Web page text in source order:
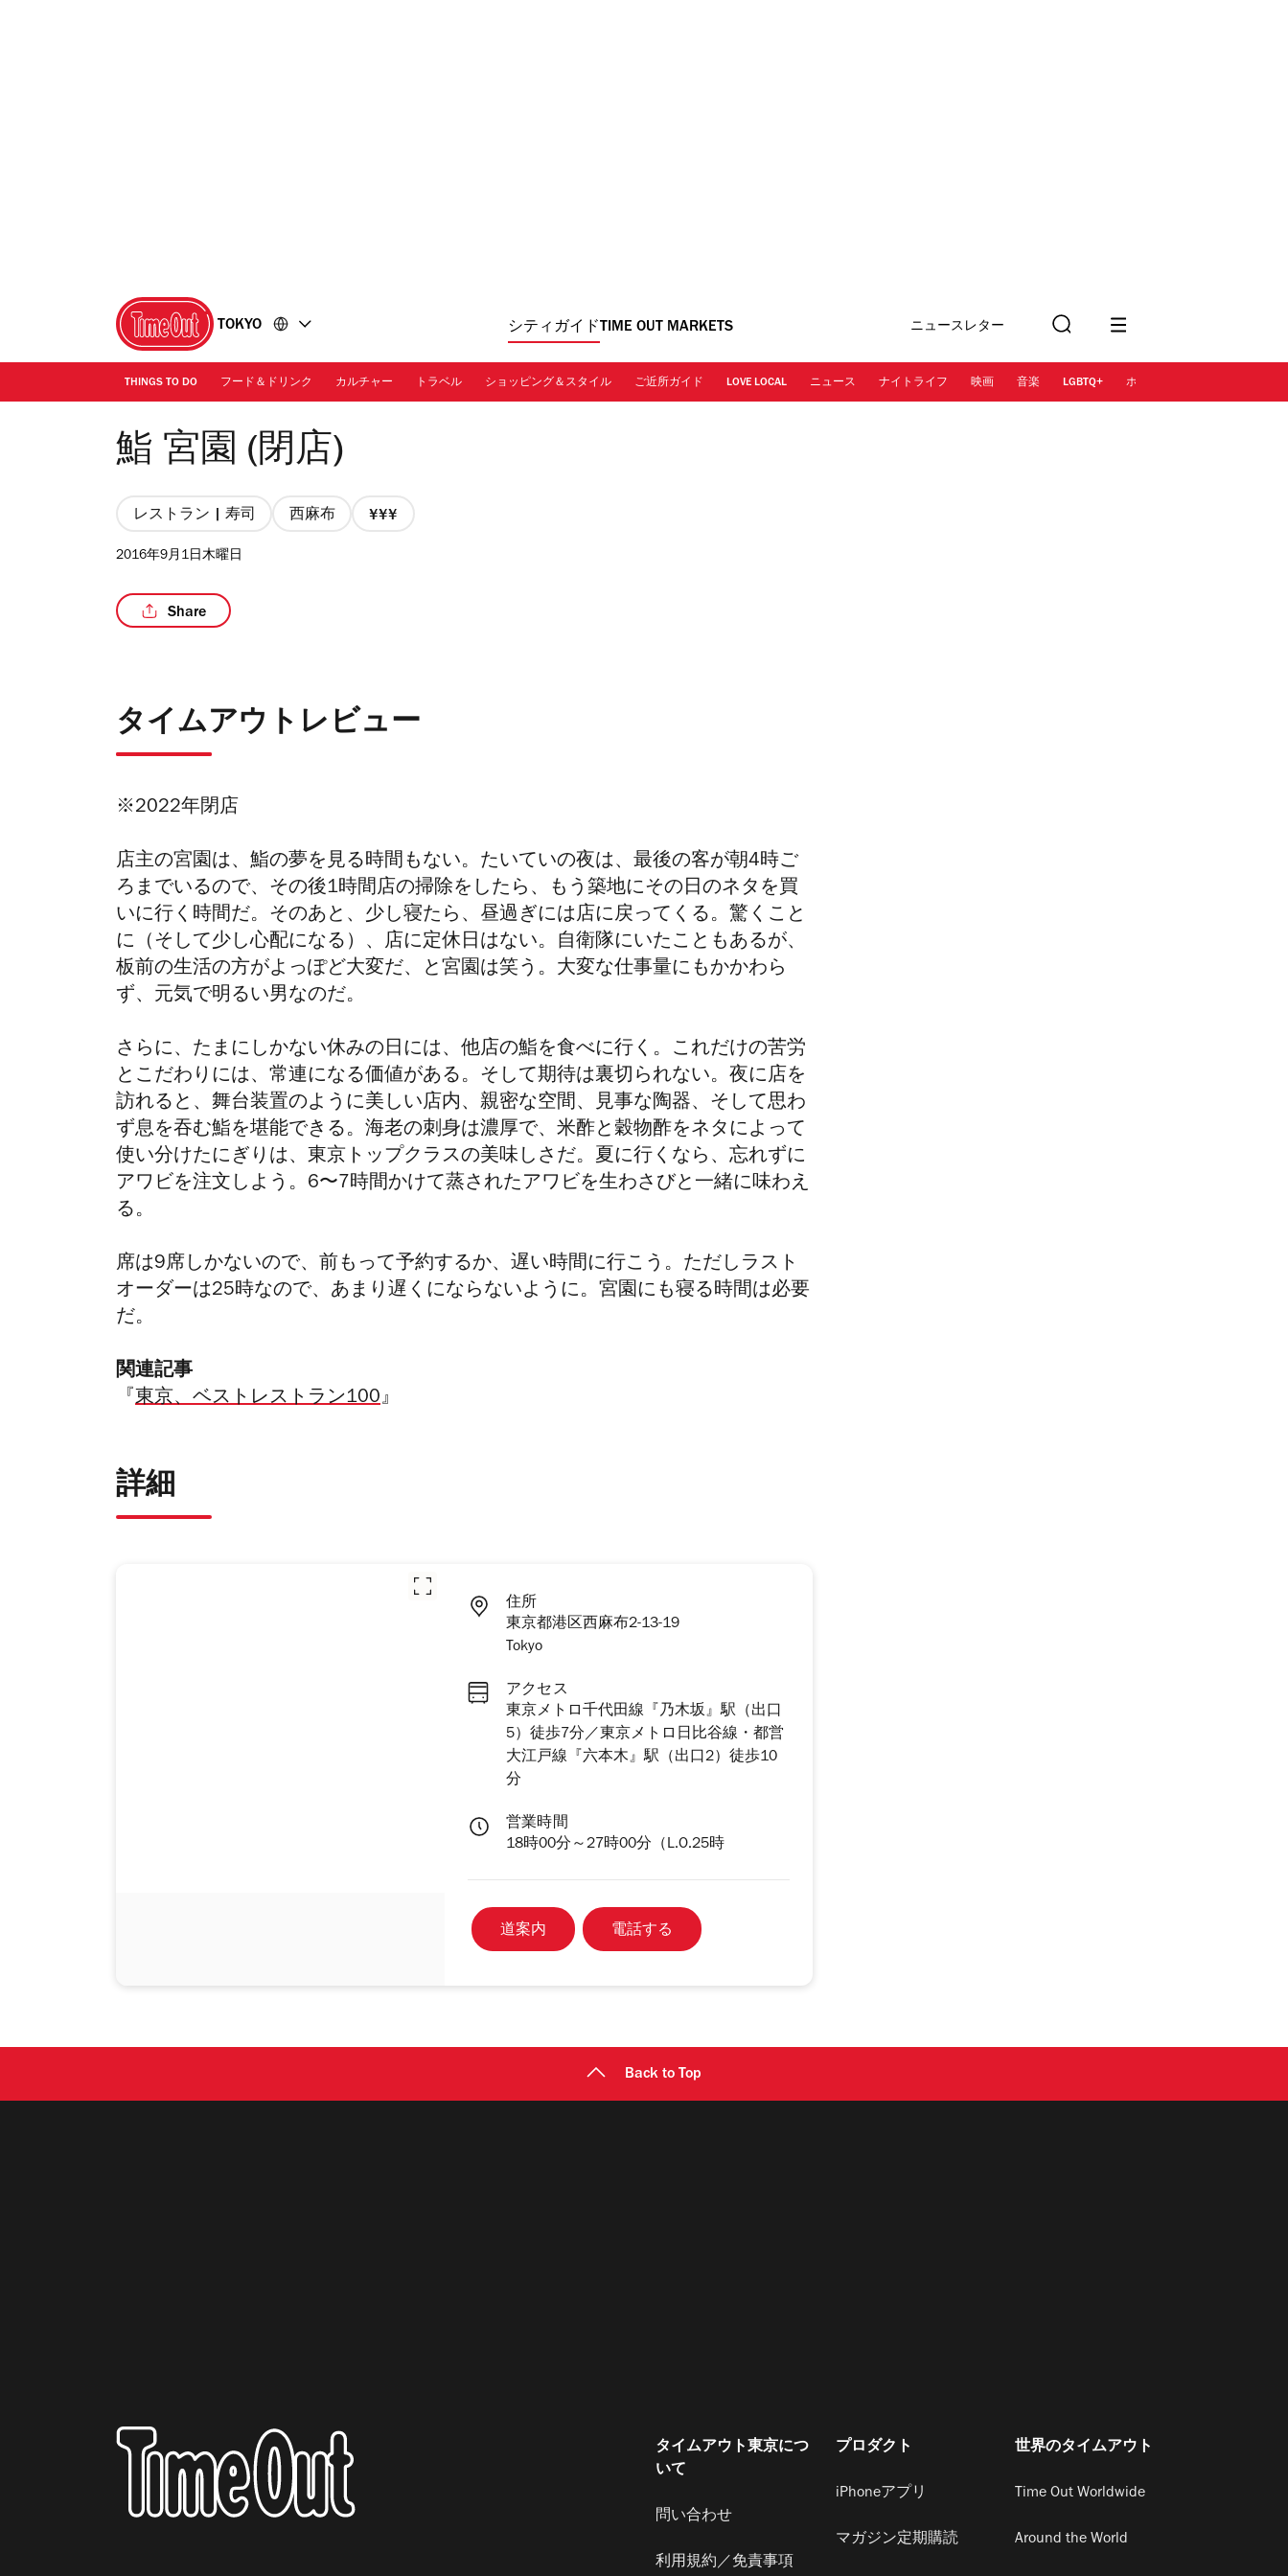
TOKYO シティガイド TIME OUT MARKETS ニュースレター
に登録
索
THINGS TO DO フード＆ドリンク カルチャー トラベル ショッピング＆スタイル ご近所ガイド LOVE LOCAL ニュース ナイトライフ 映画 音楽 LGBTQ+ ホテル
鮨 宮園 (閉店)
レストラン | 寿司 西麻布
価
2016年9月1日木曜日
Share
タイムアウトレビュー
※2022年閉店
店主の宮園は、鮨の夢を見る時間もない。たいていの夜は、最後の客が朝4時ご
ろまでいるので、その後1時間店の掃除をしたら、もう築地にその日のネタを買
いに行く時間だ。そのあと、少し寝たら、昼過ぎには店に戻ってくる。驚くこと
に（そして少し心配になる）、店に定休日はない。自衛隊にいたこともあるが、
板前の生活の方がよっぽど大変だ、と宮園は笑う。大変な仕事量にもかかわら
ず、元気で明るい男なのだ。
さらに、たまにしかない休みの日には、他店の鮨を食べに行く。これだけの苦労
とこだわりには、常連になる価値がある。そして期待は裏切られない。夜に店を
訪れると、舞台装置のように美しい店内、親密な空間、見事な陶器、そして思わ
ず息を吞む鮨を堪能できる。海老の刺身は濃厚で、米酢と穀物酢をネタによって
使い分けたにぎりは、東京トップクラスの美味しさだ。夏に行くなら、忘れずに
アワビを注文しよう。6〜7時間かけて蒸されたアワビを生わさびと一緒に味わえ
る。
席は9席しかないので、前もって予約するか、遅い時間に行こう。ただしラスト
オーダーは25時なので、あまり遅くにならないように。宮園にも寝る時間は必要
だ。
関連記事
『 東京、ベストレストラン100』
詳細
住所
東京都港区西麻布2-13-19
Tokyo
アクセス
東京メトロ千代田線『乃木坂』駅（出口
5）徒歩7分／東京メトロ日比谷線・都営
大江戸線『六本木』駅（出口2）徒歩10
分
営業時間
18時00分～27時00分（L.O.25時
道案内 電話する
Back to Top
タイムアウト東京につ
いて
問い合わせ
利用規約／免責事項
プロダクト
iPhoneアプリ
マガジン定期購読
世界のタイムアウト
Time Out Worldwide
Around the World